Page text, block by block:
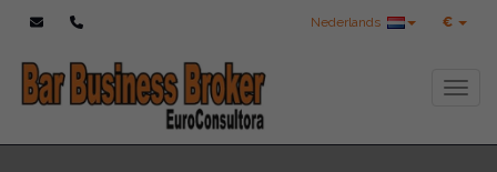
€
Nederlands